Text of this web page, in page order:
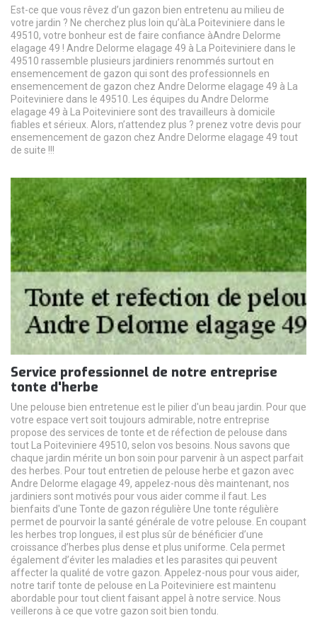
Est-ce que vous rêvez d’un gazon bien entretenu au milieu de
votre jardin ? Ne cherchez plus loin qu’àLa Poiteviniere dans le
49510, votre bonheur est de faire confiance àAndre Delorme
elagage 49 ! Andre Delorme elagage 49 à La Poiteviniere dans le
49510 rassemble plusieurs jardiniers renommés surtout en
ensemencement de gazon qui sont des professionnels en
ensemencement de gazon chez Andre Delorme elagage 49 à La
Poiteviniere dans le 49510. Les équipes du Andre Delorme
elagage 49 à La Poiteviniere sont des travailleurs à domicile
fiables et sérieux. Alors, n’attendez plus ? prenez votre devis pour
ensemencement de gazon chez Andre Delorme elagage 49 tout
de suite !!!
Service professionnel de notre entreprise
tonte d'herbe
Une pelouse bien entretenue est le pilier d'un beau jardin. Pour que
votre espace vert soit toujours admirable, notre entreprise
propose des services de tonte et de réfection de pelouse dans
tout La Poiteviniere 49510, selon vos besoins. Nous savons que
chaque jardin mérite un bon soin pour parvenir à un aspect parfait
des herbes. Pour tout entretien de pelouse herbe et gazon avec
Andre Delorme elagage 49, appelez-nous dès maintenant, nos
jardiniers sont motivés pour vous aider comme il faut. Les
bienfaits d'une Tonte de gazon régulière Une tonte régulière
permet de pourvoir la santé générale de votre pelouse. En coupant
les herbes trop longues, il est plus sûr de bénéficier d’une
croissance d’herbes plus dense et plus uniforme. Cela permet
également d’éviter les maladies et les parasites qui peuvent
affecter la qualité de votre gazon. Appelez-nous pour vous aider,
notre tarif tonte de pelouse en La Poiteviniere est maintenu
abordable pour tout client faisant appel à notre service. Nous
veillerons à ce que votre gazon soit bien tondu.